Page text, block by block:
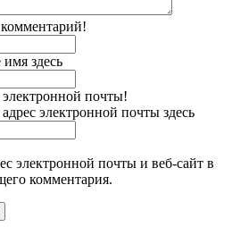
здесь
почты!
электронной почты здесь
электронной почты и веб-сайт в
комментария.